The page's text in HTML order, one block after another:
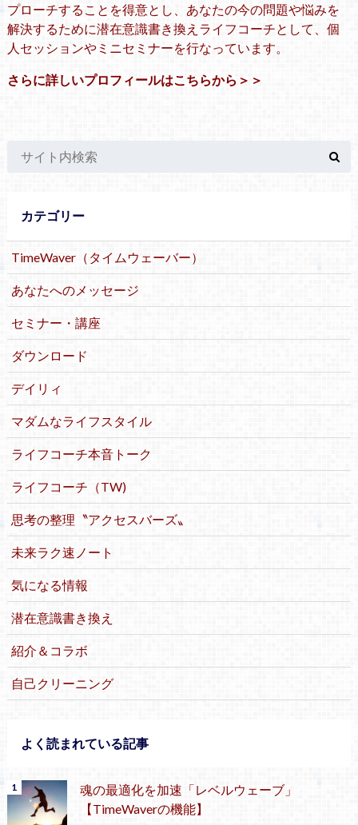
プローチすることを得意とし、あなたの今の問題や悩みを
解決するために潜在意識書き換えライフコーチとして、個
人セッションやミニセミナーを行なっています。
さらに詳しいプロフィールはこちらから＞＞
カテゴリー
TimeWaver（タイムウェーバー）
あなたへのメッセージ
セミナー・講座
ダウンロード
デイリィ
マダムなライフスタイル
ライフコーチ本音トーク
ライフコーチ（TW)
思考の整理〝アクセスバーズ〟
未来ラク速ノート
気になる情報
潜在意識書き換え
紹介＆コラボ
自己クリーニング
よく読まれている記事
魂の最適化を加速「レベルウェーブ」
【TimeWaverの機能】